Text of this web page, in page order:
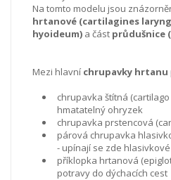
Na tomto modelu jsou
hrtanové (cartilagines
hyoideum) a část průdušnice
Mezi hlavní chrupavky hrtanu
chrupavka štítná
hmatatelný ohryzek
chrupavka prstencová
párová chrupavka
- upínají se zde
příklopka hrtanová
potravy do dýchacích cest